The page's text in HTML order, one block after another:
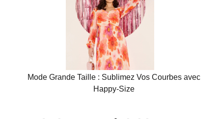
Mode Grande Taille : Sublimez Vos Courbes avec
Happy-Size